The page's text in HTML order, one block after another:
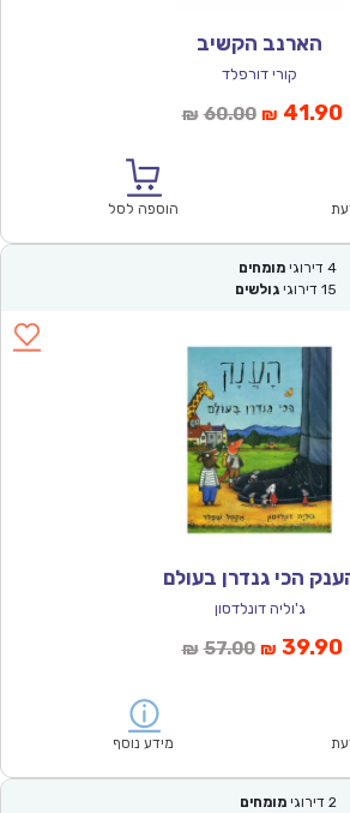
הארנב הקשיב
קורי דורפלד
₪ 60.00המחיר
₪60.00.
₪ 41.90
הוספה לסל
4 דירוגי מומחים
15 דירוגי גולשים
הכי גנדרן בעולם
ג'וליה דונלדסון
₪ 57.00המחיר
₪57.00.
₪ 39.90
מידע נוסף
2 דירוגי מומחים